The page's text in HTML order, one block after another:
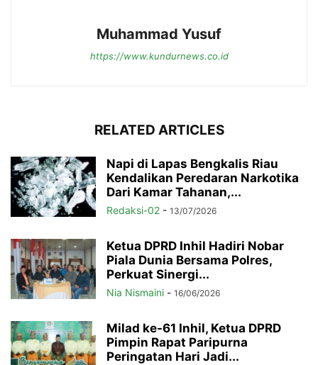
Muhammad Yusuf
https://www.kundurnews.co.id
RELATED ARTICLES
Napi di Lapas Bengkalis Riau
Kendalikan Peredaran Narkotika
Dari Kamar Tahanan,...
Redaksi-02 - 13/07/2026
Ketua DPRD Inhil Hadiri Nobar
Piala Dunia Bersama Polres,
Perkuat Sinergi...
Nia Nismaini - 16/06/2026
Milad ke-61 Inhil, Ketua DPRD
Pimpin Rapat Paripurna
Peringatan Hari Jadi...